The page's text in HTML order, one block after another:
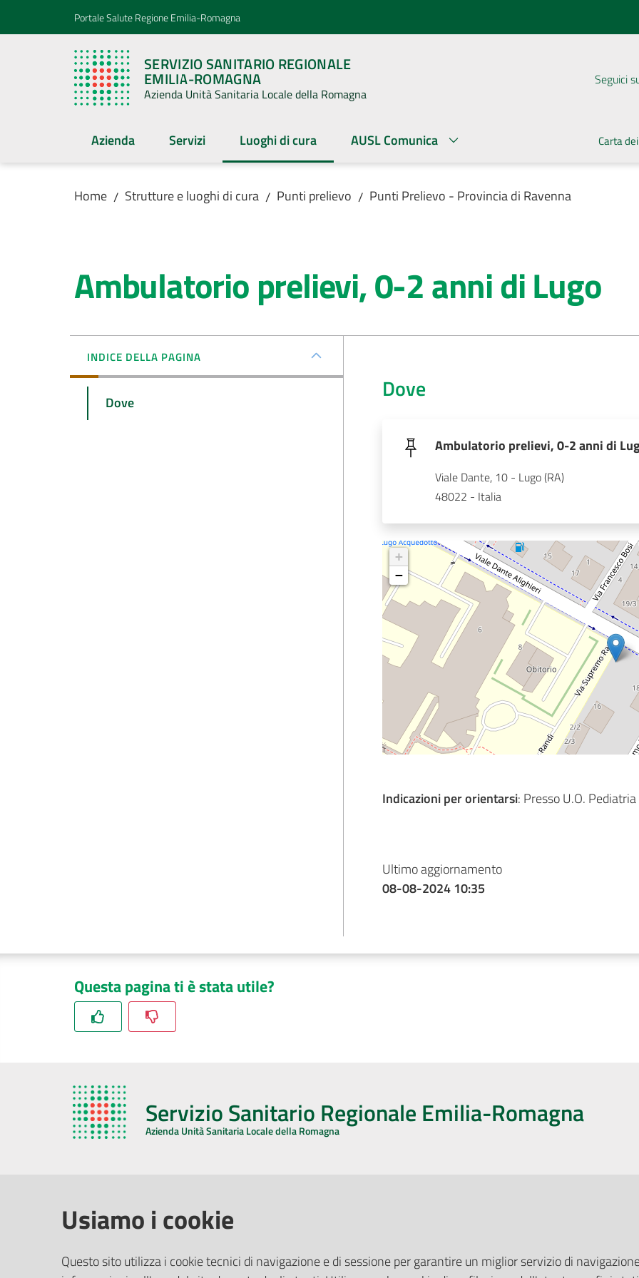
Vai al contenuto
Vai alla navigazionePortale Salute Regione Emilia-Romagna
SERVIZIO SANITARIO REGIONALE
EMILIA-ROMAGNA
Azienda Unità Sanitaria Locale della Romagna
Seguici
Azienda Servizi Luoghi di cura
Menu selezionato AUSL Comunica Carta
Home / Strutture e luoghi di cura / Punti prelievo / Punti Prelievo - Provincia di Ravenna
Ambulatorio prelievi, 0-2 anni di Lugo
INDICE DELLA PAGINA
Dove Dove
Ambulatorio prelievi, 0-2 anni di
Viale Dante, 10 - Lugo (RA)
48022 - Italia
+
−
Indicazioni per orientarsi: Presso U.O. Pediatria
Ultimo aggiornamento
08-08-2024 10:35
Questa pagina ti è stata utile?
Servizio Sanitario Regionale Emilia-Romagna
Azienda Unità Sanitaria Locale della Romagna
Via De Gasperi, 8 - 48121 Ravenna (RA)
Pubblicità legale
Albo Pretorio
Usiamo i cookie
Questo sito utilizza i cookie tecnici di navigazione e di sessione per garantire un miglior servizio di